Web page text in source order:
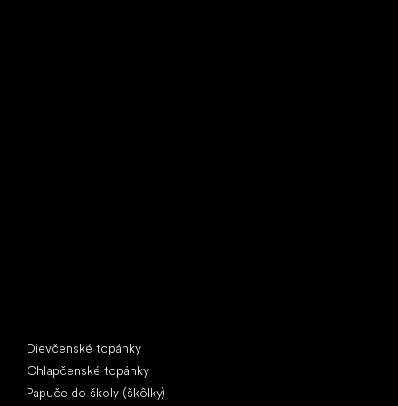
Dievčenské topánky
Chlapčenské topánky
Papuče do školy (škôlky)